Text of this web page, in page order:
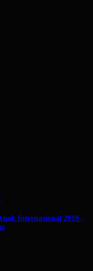
Internasional 2019 ,